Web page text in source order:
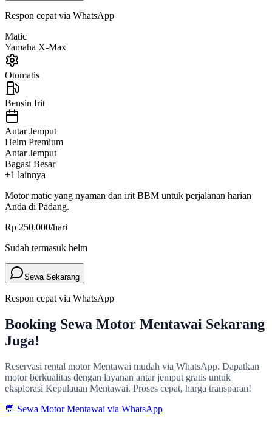
Respon cepat via WhatsApp
Matic
Yamaha X-Max
Otomatis
Bensin Irit
Antar Jemput
Helm Premium
Antar Jemput
Bagasi Besar
+1 lainnya
Motormatic yang nyaman dan irit BBM untuk perjalanan harian
Anda di Padang.
Rp 250.000/hari
Sudah termasuk helm
Sewa Sekarang
Respon cepat via WhatsApp
Booking Sewa Motor Mentawai Sekarang
Juga!
Reservasi rental motor Mentawai mudah via WhatsApp. Dapatkan
motor berkualitas dengan layanan antar jemput gratis untuk
eksplorasi Kepulauan Mentawai. Proses cepat, harga transparan!
💬 Sewa Motor Mentawai via WhatsApp